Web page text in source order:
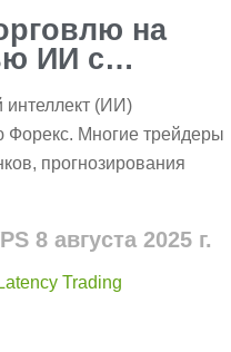
на
ИИ с
(ИИ)
Форекс. Многие трейдеры
прогнозирования
8 августа 2025 г.